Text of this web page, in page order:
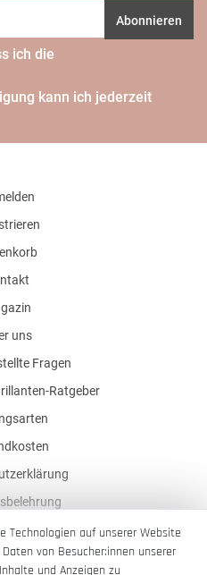
Abonnieren
ich die
kann ich jederzeit
uns
Fragen
Ratgeber
Technologien auf unserer Website
von Besucher:innen unserer
und Anzeigen zu